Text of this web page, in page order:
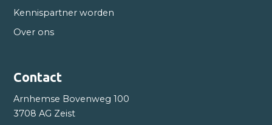
Kennispartner worden
Over ons
Contact
Arnhemse Bovenweg 100
3708 AG Zeist